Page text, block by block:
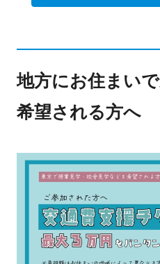
地方にお住まい
希望される方へ